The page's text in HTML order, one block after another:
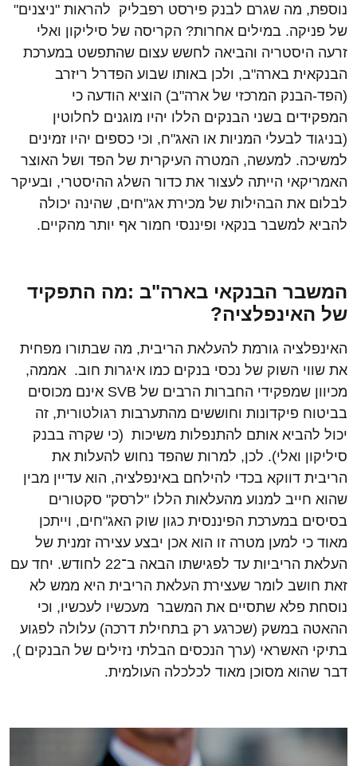
נוספת, מה שגרם לבנק פירסט רפבליק להראות "ניצנים"
של פניקה. במילים אחרות? הקריסה של סיליקון ואלי
זרעה היסטריה והביאה לחשש עצום שהתפשט במערכת
הבנקאית בארה"ב, ולכן באותו שבוע הפדרל ריזרב
(הפד-הבנק המרכזי של ארה"ב) הוציא הודעה כי
המפקידים בשני הבנקים הללו יהיו מוגנים לחלוטין
(בניגוד לבעלי המניות או האג"ח, וכי כספים יהיו זמינים
למשיכה. למעשה, המטרה העיקרית של הפד ושל האוצר
האמריקאי הייתה לעצור את כדור השלג ההיסטרי, ובעיקר
לבלום את הבהילות של מכירת אג"חים, שהינה יכולה
להביא למשבר בנקאי ופיננסי חמור אף יותר מהקיים.
המשבר הבנקאי בארה"ב :מה התפקיד
של האינפלציה?
האינפלציה גורמת להעלאת הריבית, מה שבתורו מפחית
את שווי השוק של נכסי בנקים כמו איגרות חוב. אממה,
מכיוון שמפקידי החברות הרבים של SVB אינם מכוסים
בביטוח פיקדונות וחוששים מהתערבות רגולטורית, זה
יכול להביא אותם להתנפלות משיכות (כי שקרה בבנק
סיליקון ואלי). לכן, למרות שהפד נחוש להעלות את
הריבית דווקא בכדי להילחם באינפלציה, הוא עדיין מבין
שהוא חייב למנוע מהעלאות הללו "לרסק" סקטורים
בסיסים במערכת הפיננסית כגון שוק האג"חים, וייתכן
מאוד כי למען מטרה זו הוא אכן יבצע עצירה זמנית של
העלאת הריביות עד לפגישתו הבאה ב־22 לחודש. יחד עם
זאת חושב לומר שעצירת העלאת הריבית היא ממש לא
נוסחת פלא שתסיים את המשבר מעכשיו לעכשיו, וכי
ההאטה במשק (שכרגע רק בתחילת דרכה) עלולה לפגוע
בתיקי האשראי (ערך הנכסים הבלתי נזילים של הבנקים ),
דבר שהוא מסוכן מאוד לכלכלה העולמית.